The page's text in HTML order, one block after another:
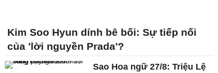
Kim Soo Hyun dính bê bối: Sự tiếp nối
của 'lời nguyền Prada'?
Sao Hoa ngữ 27/8: Triệu Lệ